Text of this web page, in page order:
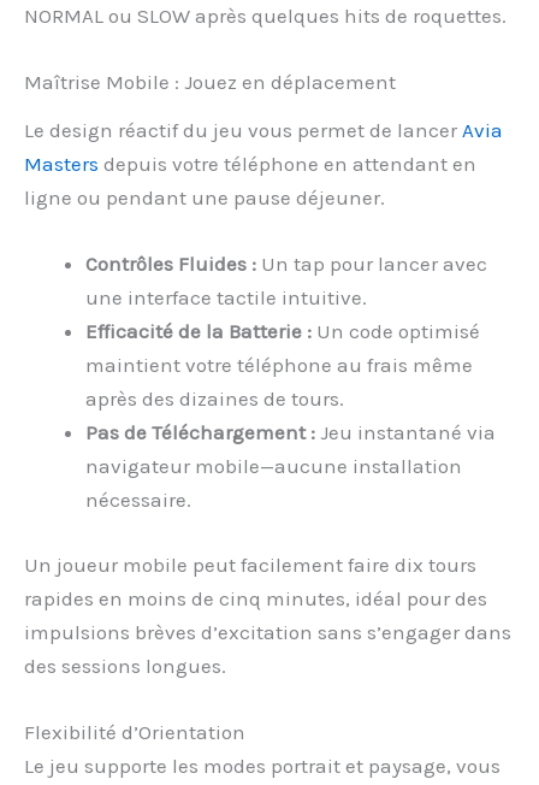
NORMAL ou SLOW après quelques hits de roquettes.
Maîtrise Mobile : Jouez en déplacement
Le design réactif du jeu vous permet de lancer Avia
Masters depuis votre téléphone en attendant en
ligne ou pendant une pause déjeuner.
Contrôles Fluides : Un tap pour lancer avec
une interface tactile intuitive.
Efficacité de la Batterie : Un code optimisé
maintient votre téléphone au frais même
après des dizaines de tours.
Pas de Téléchargement : Jeu instantané via
navigateur mobile—aucune installation
nécessaire.
Un joueur mobile peut facilement faire dix tours
rapides en moins de cinq minutes, idéal pour des
impulsions brèves d’excitation sans s’engager dans
des sessions longues.
Flexibilité d’Orientation
Le jeu supporte les modes portrait et paysage, vous